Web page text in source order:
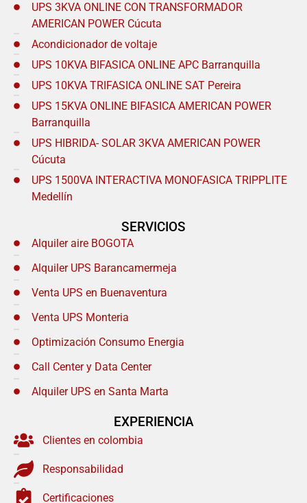
UPS 3KVA ONLINE CON TRANSFORMADOR
AMERICAN POWER Cúcuta
Acondicionador de voltaje
UPS 10KVA BIFASICA ONLINE APC Barranquilla
UPS 10KVA TRIFASICA ONLINE SAT Pereira
UPS 15KVA ONLINE BIFASICA AMERICAN POWER
Barranquilla
UPS HIBRIDA- SOLAR 3KVA AMERICAN POWER
Cúcuta
UPS 1500VA INTERACTIVA MONOFASICA TRIPPLITE
Medellín
SERVICIOS
Alquiler aire BOGOTA
Alquiler UPS Barancamermeja
Venta UPS en Buenaventura
Venta UPS Monteria
Optimización Consumo Energia
Call Center y Data Center
Alquiler UPS en Santa Marta
EXPERIENCIA
Clientes en colombia
Responsabilidad
Certificaciones